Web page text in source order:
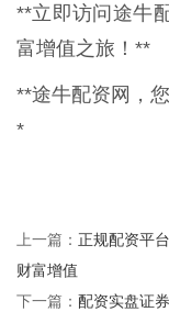
**立即访问途牛
富增值之旅！**
**途牛配资网，
*
上一篇： 正规配资平
财富增值
下一篇： 配资实盘证